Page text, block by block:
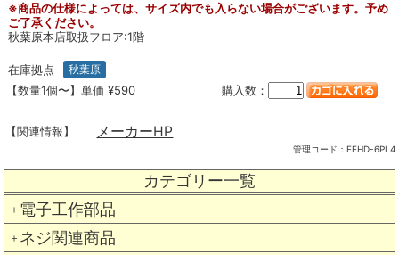
カテゴリー一覧
＋ 電子工作部品
＋ ネジ関連商品
※商品の仕様によっては、サイズ内でも入らない場合がございます。予め
ご了承ください。
秋葉原本店取扱フロア:1階
在庫拠点 秋葉原
【数量1個〜】単価 ¥590 購入数：
【関連情報】 メーカーHP
管理コード： EEHD-6PL4